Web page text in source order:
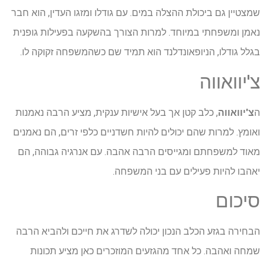
שמצטיין גם ביכולת ההצלה במים. עם גודלו ומזגו העדין, הוא חבר
נאמן ומשפחתי במיוחד. למרות הצורך בהשקעה בפעילות גופנית
בגלל גודלו, הניופאונדלנד הוא תמיד שם כשהמשפחה זקוקה לו.
צ'יוואווה
הצ'יוואווה, כלב קטן אך בעל אישיות ענקית, מציע הרבה נאמנות
ואומץ. למרות שהם יכולים להיות חשדניים כלפי זרים, הם נאמנים
מאוד למשפחתם ומגייסים הרבה אהבה. עם אנרגיה גבוהה, הם
יאהבו להיות פעילים עם בני המשפחה.
סיכום
הבחירה בגזע הכלב הנכון יכולה לשדרג את חייכם ולהביא הרבה
שמחה ואהבה. כל אחד מהגזעים המוזכרים כאן מציע תכונות